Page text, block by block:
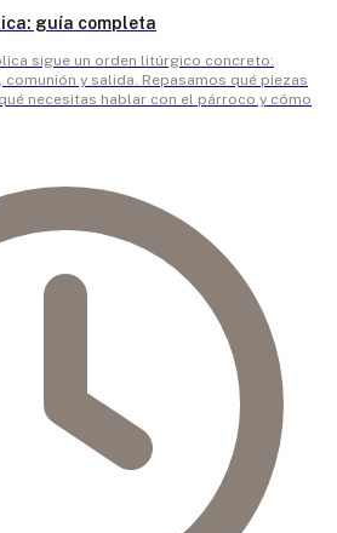
guía completa
sigue un orden litúrgico concreto:
y salida. Repasamos qué piezas
necesitas hablar con el párroco y cómo